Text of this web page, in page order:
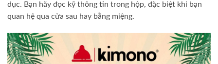
dục. Bạn hãy đọc kỹ thông tin trong hộp, đặc biệt khi bạn
quan hệ qua cửa sau hay bằng miệng.